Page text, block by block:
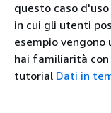
questo caso
in cui gli utenti
esempio vengono
hai familiarità con
tutorial Dati in